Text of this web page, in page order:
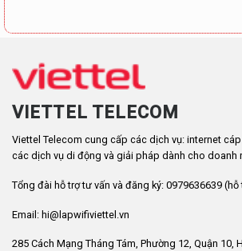
VIETTEL TELECOM
Viettel Telecom cung cấp các dịch vụ: internet
các dịch vụ di động và giải pháp dành cho doanh
Tổng đài hỗ trợ tư vấn và đăng ký: 0979636639
Email: hi@lapwifiviettel.vn
285 Cách Mạng Tháng Tám, Phường 12, Quận 10,